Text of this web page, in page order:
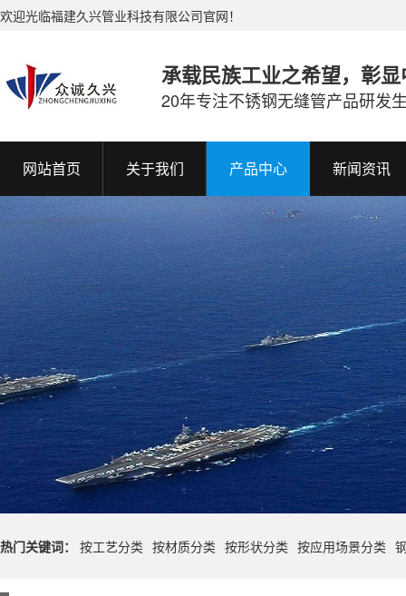
欢迎光临福建久兴管业科技有限公司官网！
承载民族工业之希望，彰
20年专注不锈钢无缝管产品研发
网站首页 关于我们 产品中心 新闻资讯
热门关键词： 按工艺分类 按材质分类 按形状分类 按应用场景分类